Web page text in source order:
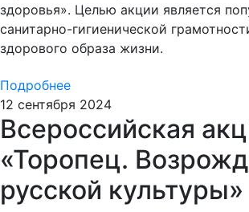
здоровья». Целью акции является
санитарно-гигиенической
здорового образа жизни.
Подробнее
12 сентября 2024
Всероссийская
«Торопец.
русской культуры»